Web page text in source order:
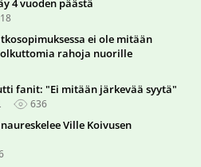
4 vuoden päästä
ei ole mitään
rahoja nuorille
fanit: "Ei mitään järkevää syytä"
636
Ville Koivusen